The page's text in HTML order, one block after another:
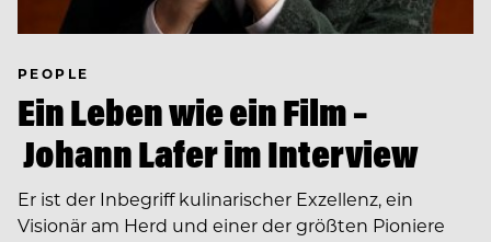
PEOPLE
Ein Leben wie ein Film –
Johann Lafer im Interview
Er ist der Inbegriff kulinarischer Exzellenz, ein
Visionär am Herd und einer der größten Pioniere